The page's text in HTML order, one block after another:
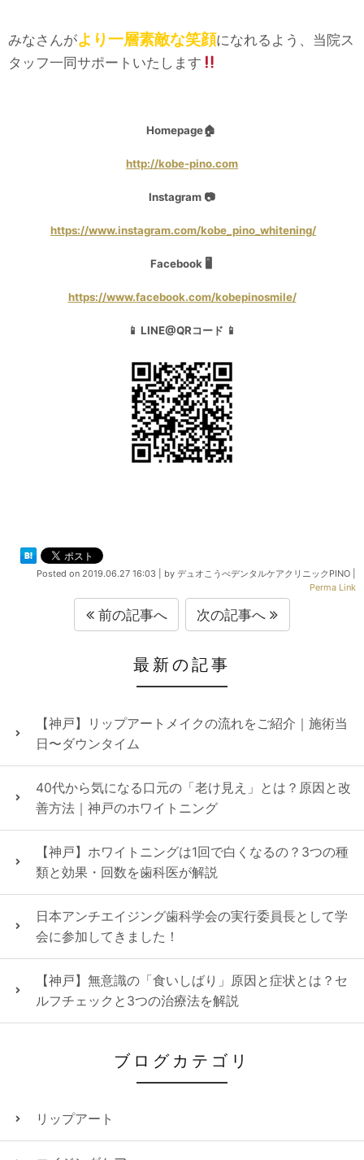
みなさんがより一層素敵な笑顔になれるよう、当院ス
タッフ一同サポートいたします
Homepage🏠
http://kobe-pino.com
Instagram 📷
https://www.instagram.com/kobe_pino_whitening/
Facebook 🖥
https://www.facebook.com/kobepinosmile/
📱 LINE@QRコード 📱
Posted on 2019.06.27 16:03 by デュオこうべデンタルケアクリニックPINO
Perma Link
前の記事へ 次の記事へ
最新の記事
【神戸】リップアートメイクの流れをご紹介｜施術当
日〜ダウンタイム
40代から気になる口元の「老け見え」とは？原因と改
善方法｜神戸のホワイトニング
【神戸】ホワイトニングは1回で白くなるの？3つの種
類と効果・回数を歯科医が解説
日本アンチエイジング歯科学会の実行委員長として学
会に参加してきました！
【神戸】無意識の「食いしばり」原因と症状とは？セ
ルフチェックと3つの治療法を解説
ブログカテゴリ
リップアート